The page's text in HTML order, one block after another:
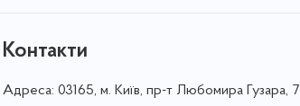
Контакти
Адреса: 03165, м. Київ, пр-т Любомира Гузара, 7